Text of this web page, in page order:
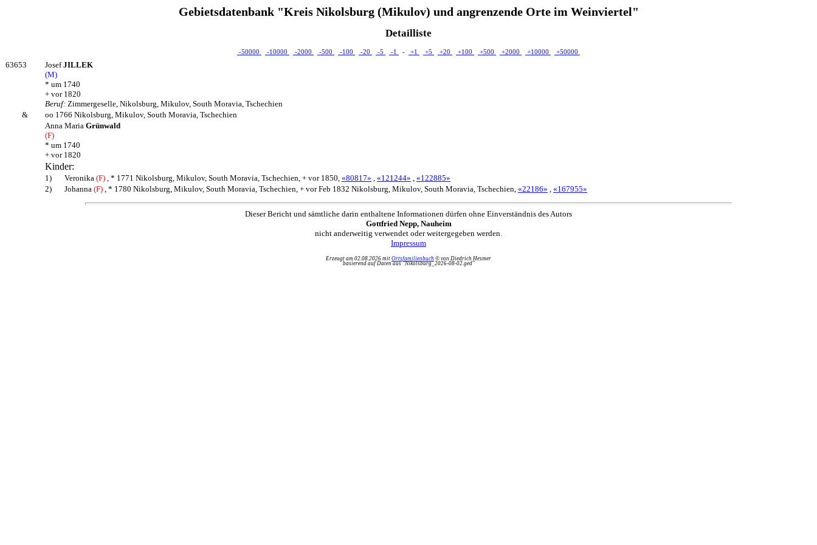
Gebietsdatenbank "Kreis Nikolsburg (Mikulov) und angrenzende Orte im Weinviertel"
Detailliste
-50000 -10000 -2000 -500 -100 -20 -5 -1 - +1 +5 +20 +100 +500 +2000 +10000 +50000
63653 JosefJILLEK
(M)
* um 1740
+ vor 1820
Beruf: Zimmergeselle, Nikolsburg, Mikulov, South Moravia, Tschechien
&
oo 1766 Nikolsburg, Mikulov, South Moravia, Tschechien
Anna Maria Grünwald
(F)
* um 1740
+ vor 1820
Kinder:
1) Veronika (F) , * 1771 Nikolsburg, Mikulov, South Moravia, Tschechien, + vor 1850, «80817» , «121244» , «122885»
2)
Johanna (F) , * 1780 Nikolsburg, Mikulov, South Moravia, Tschechien, + vor Feb 1832 Nikolsburg, Mikulov, South Moravia, Tschechien, «22186» , «167955»
Dieser Bericht und sämtliche darin enthaltene Informationen dürfen ohne Einverständnis des Autors
Gottfried Nepp, Nauheim
nicht anderweitig verwendet oder weitergegeben werden.
Impressum
Erzeugt am 02.08.2026 mit Ortsfamilienbuch © von Diedrich Hesmer
basierend auf Daten aus "Nikolsburg_2026-08-02.ged"